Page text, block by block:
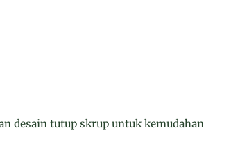
desain tutup skrup untuk kemudahan